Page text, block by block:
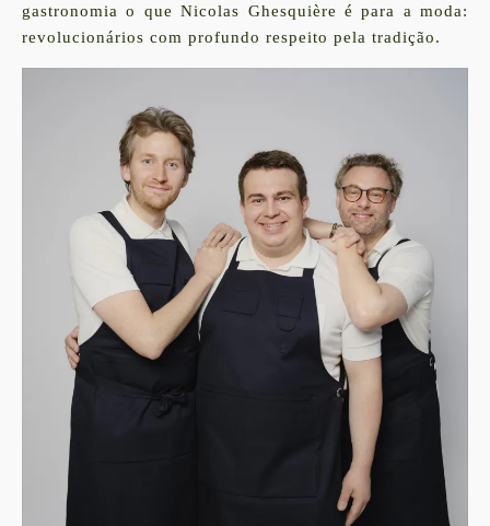
gastronomia o que Nicolas Ghesquière é para a moda:
revolucionários com profundo respeito pela tradição.